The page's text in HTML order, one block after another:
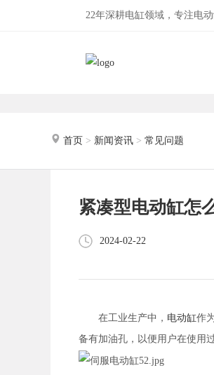
22年深耕电缸领域，专注电
首页 > 新闻资讯 > 常见问题
紧凑型电动缸怎
2024-02-22
在工业生产中， 电动缸作
备有加油孔，以便用户在使用